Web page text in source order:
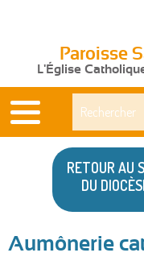
Paroisse
L'Église
RETOUR AU
DU
Aumônerie